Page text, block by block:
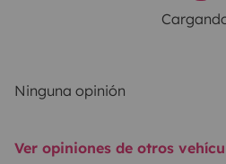
Ninguna opinión
Ver opiniones de otros